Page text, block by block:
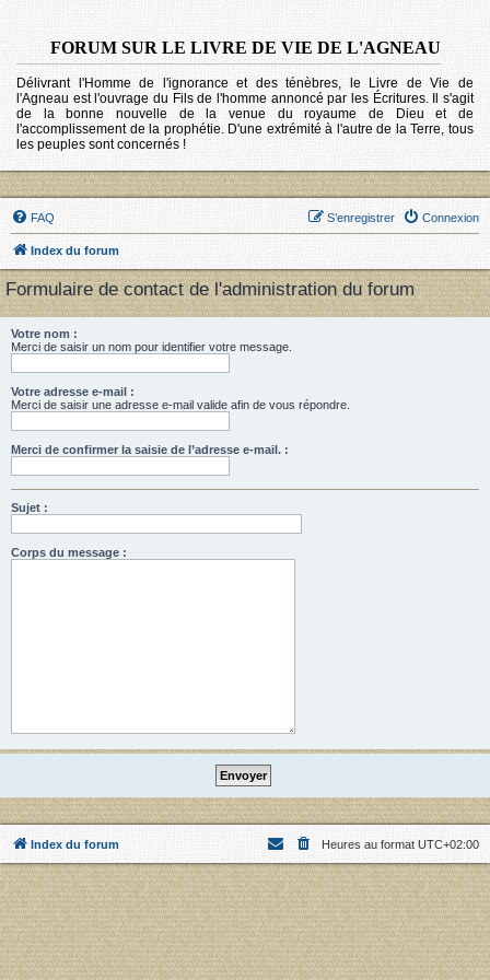
FORUM SUR LE LIVRE DE VIE DE L'AGNEAU
Délivrant l'Homme de l'ignorance et des ténèbres, le Livre de Vie de
l'Agneau est l'ouvrage du Fils de l'homme annoncé par les Écritures. Il s'agit
de la bonne nouvelle de la venue du royaume de Dieu et de
l'accomplissement de la prophétie. D'une extrémité à l'autre de la Terre, tous
les peuples sont concernés !
FAQ Connexion
S’enregistrer
Index du forum
Formulaire de contact de l'administration du forum
Votre nom :
Merci de saisir un nom pour identifier votre message.
Votre adresse e-mail :
Merci de saisir une adresse e-mail valide afin de vous répondre.
Merci de confirmer la saisie de l’adresse e-mail. :
Sujet :
Corps du message :
Index du forum Heures au format UTC+02:00